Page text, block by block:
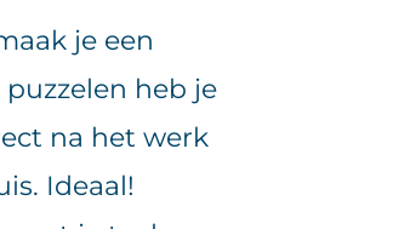
je een
heb je
na het werk
Ideaal!